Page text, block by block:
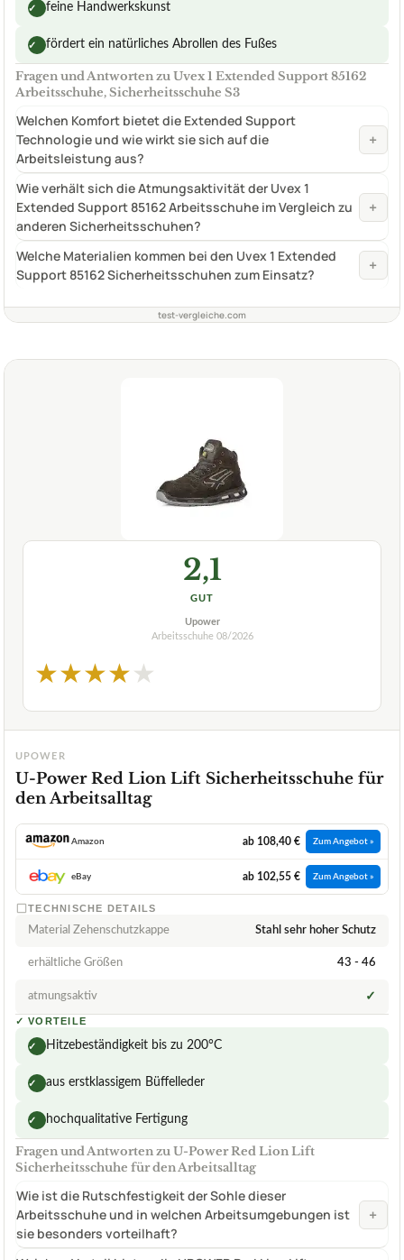
✓ feine Handwerkskunst
✓ fördert ein natürliches Abrollen des Fußes
Fragen und Antworten zu Uvex 1 Extended Support 85162
Arbeitsschuhe, Sicherheitsschuhe S3
Welchen Komfort bietet die Extended Support
Technologie und wie wirkt sie sich auf die
Arbeitsleistung aus?
+
Wie verhält sich die Atmungsaktivität der Uvex 1
Extended Support 85162 Arbeitsschuhe im Vergleich zu
anderen Sicherheitsschuhen?
+
Welche Materialien kommen bei den Uvex 1 Extended
Support 85162 Sicherheitsschuhen zum Einsatz?
+
test-vergleiche.com
2,1
GUT
Upower
Arbeitsschuhe 08/2026
★★★★★
UPOWER
U-Power Red Lion Lift Sicherheitsschuhe für
den Arbeitsalltag
Amazon ab 108,40 € Zum Angebot »
eBay ab 102,55 € Zum Angebot »
TECHNISCHE DETAILS
Material Zehenschutzkappe Stahl sehr hoher Schutz
erhältliche Größen 43 - 46
atmungsaktiv ✓
✓ VORTEILE
✓ Hitzebeständigkeit bis zu 200°C
✓ aus erstklassigem Büffelleder
✓ hochqualitative Fertigung
Fragen und Antworten zu U-Power Red Lion Lift
Sicherheitsschuhe für den Arbeitsalltag
Wie ist die Rutschfestigkeit der Sohle dieser
Arbeitsschuhe und in welchen Arbeitsumgebungen ist
sie besonders vorteilhaft?
+